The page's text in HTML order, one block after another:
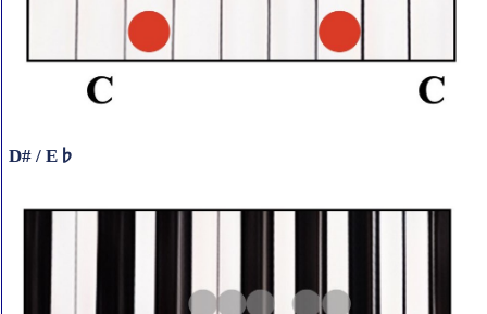
D# / E♭